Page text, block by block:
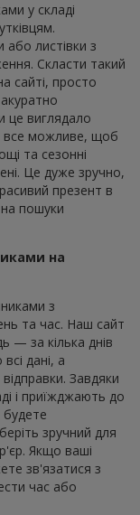
у складі
або листівки з
Скласти такий
сайті, просто
виглядало
все можливе, щоб
та сезонні
Це дуже зручно,
презент в
пошуки
на
з
та час. Наш сайт
— за кілька днів
дані, а
Завдяки
і приїжджають до
зручний для
Якщо ваші
зв'язатися з
час або